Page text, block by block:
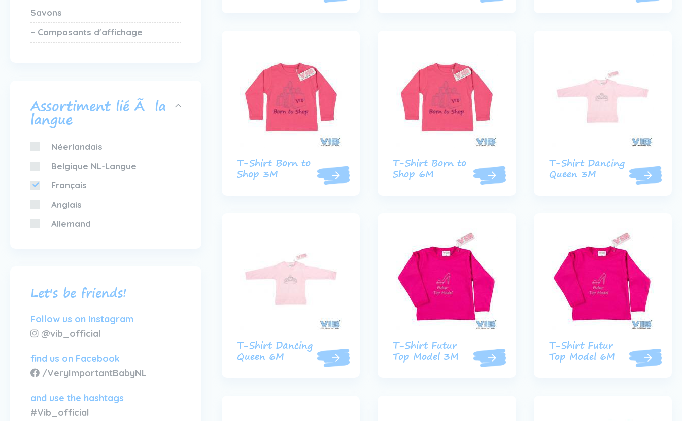
Savons
~ Composants d'affichage
Assortiment lié Ã la
langue
Néerlandais
Belgique NL-Langue
Français
Anglais
Allemand
Let's be friends!
Follow us on Instagram
@vib_official
find us on Facebook
/VeryImportantBabyNL
and use the hashtags
#Vib_official
T-Shirt Born to
Shop 3M
T-Shirt Born to
Shop 6M
T-Shirt Dancing
Queen 3M
T-Shirt Dancing
Queen 6M
T-Shirt Futur
Top Model 3M
T-Shirt Futur
Top Model 6M